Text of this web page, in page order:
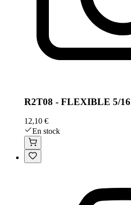
R2T08 - FLEXIBLE 5/
12,10 €
En stock